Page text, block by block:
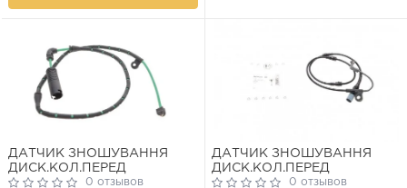
ДАТЧИК ЗНОШУВАННЯ
ДИСК.КОЛ.ПЕРЕД
0 отзывов
ДАТЧИК ЗНОШУВАННЯ
ДИСК.КОЛ.ПЕРЕД
0 отзывов